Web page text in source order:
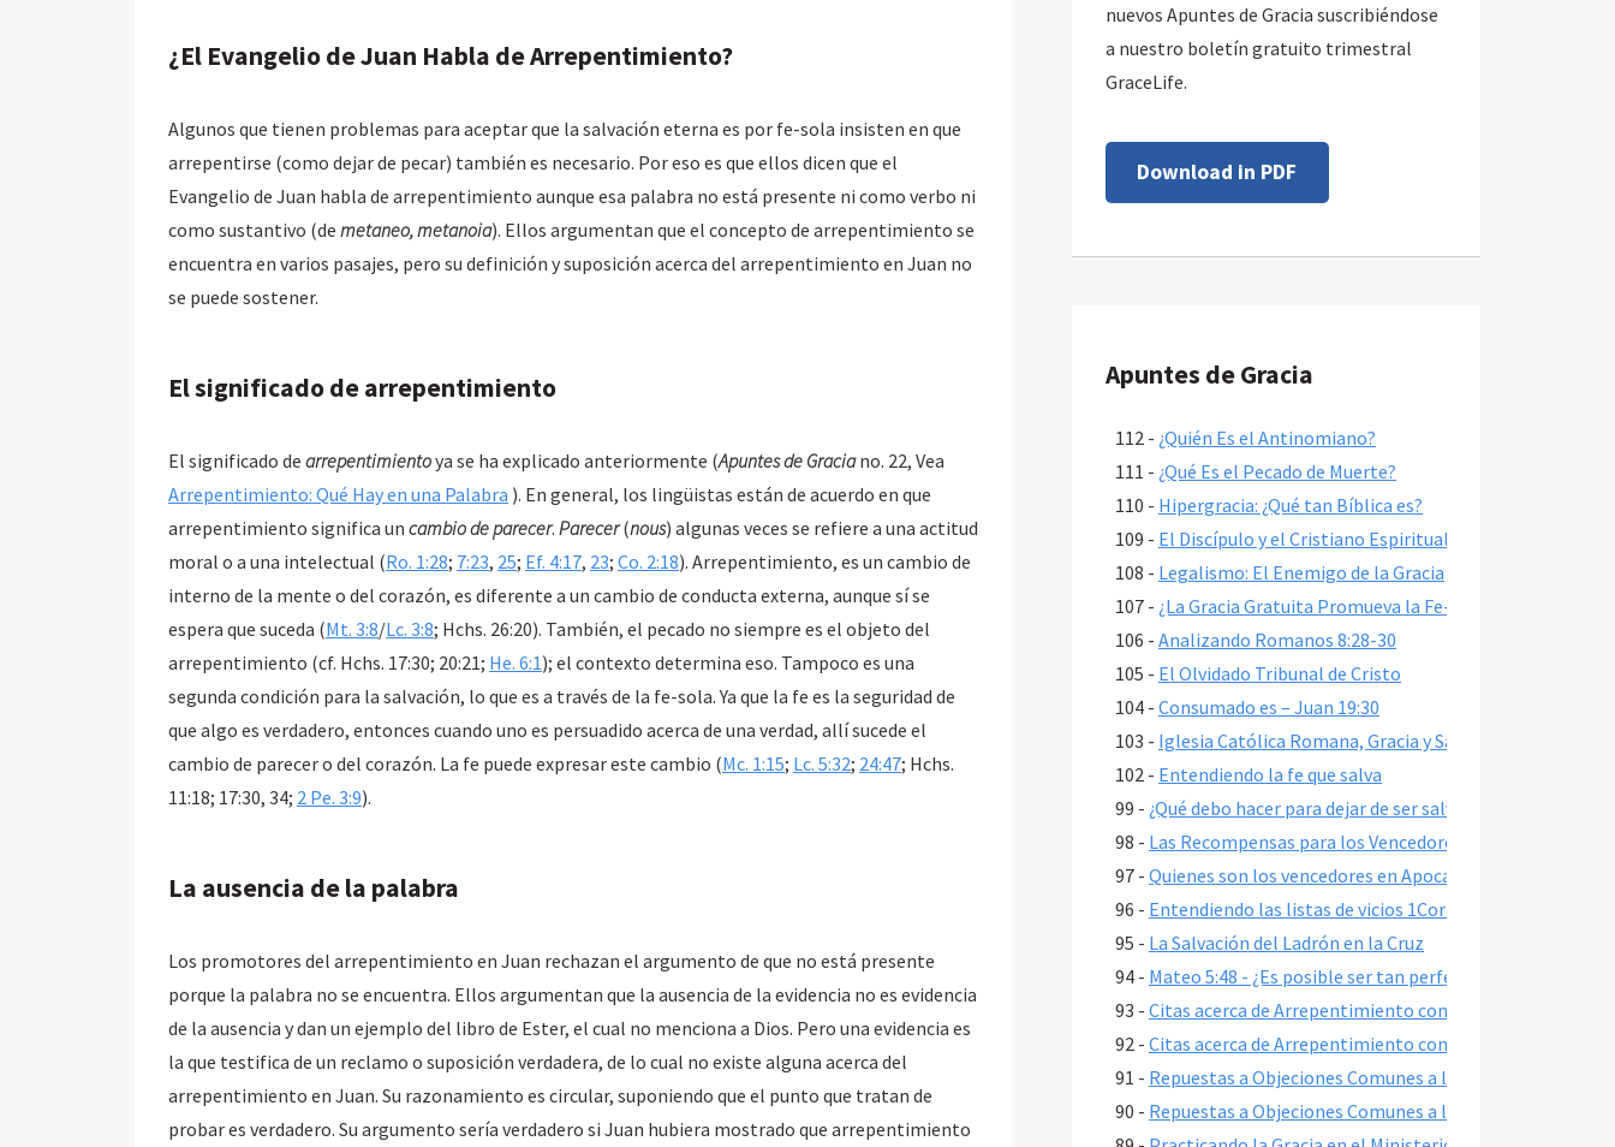
¿El Evangelio de Juan Habla de Arrepentimiento?
Algunos que tienen problemas para aceptar que la salvación eterna es por fe-sola insisten en que
arrepentirse (como dejar de pecar) también es necesario. Por eso es que ellos dicen que el
Evangelio de Juan habla de arrepentimiento aunque esa palabra no está presente ni como verbo ni
como sustantivo (de metaneo, metanoia). Ellos argumentan que el concepto de arrepentimiento se
encuentra en varios pasajes, pero su definición y suposición acerca del arrepentimiento en Juan no
se puede sostener.
El significado de arrepentimiento
El significado de arrepentimientoya se ha explicado anteriormente (Apuntes de Graciano. 22, Vea
Arrepentimiento: Qué Hay en una Palabra
arrepentimiento significa un cambio de parecer. Parecer(nous) algunas veces se refiere a una actitud
moral o a una intelectual (Ro. 1:28; 7:23, 25; Ef. 4:17, 23; Co. 2:18). Arrepentimiento, es un cambio de
interno de la mente o del corazón, es diferente a un cambio de conducta externa, aunque sí se
espera que suceda (Mt. 3:8/Lc. 3:8; Hchs. 26:20). También, el pecado no siempre es el objeto del
arrepentimiento (cf. Hchs. 17:30; 20:21; He. 6:1); el contexto determina eso. Tampoco es una
segunda condición para la salvación, lo que es a través de la fe-sola. Ya que la fe es la seguridad de
que algo es verdadero, entonces cuando uno es persuadido acerca de una verdad, allí sucede el
cambio de parecer o del corazón. La fe puede expresar este cambio (Mc. 1:15; Lc. 5:32; 24:47; Hchs.
11:18; 17:30, 34; 2 Pe. 3:9).
La ausencia de la palabra
Los promotores del arrepentimiento en Juan rechazan el argumento de que no está presente
porque la palabra no se encuentra. Ellos argumentan que la ausencia de la evidencia no es evidencia
de la ausencia y dan un ejemplo del libro de Ester, el cual no menciona a Dios. Pero una evidencia es
la que testifica de un reclamo o suposición verdadera, de lo cual no existe alguna acerca del
arrepentimiento en Juan. Su razonamiento es circular, suponiendo que el punto que tratan de
probar es verdadero. Su argumento sería verdadero si Juan hubiera mostrado que arrepentimiento
nuevos Apuntes de Gracia suscribiéndose
a nuestro boletín gratuito trimestral
GraceLife.
Download in PDF
Apuntes de Gracia
112 - ¿Quién Es el Antinomiano?
111 - ¿Qué Es el Pecado de Muerte?
110 - Hipergracia: ¿Qué tan Bíblica es?
109 - El Discípulo y el Cristiano Espiritual
108 - Legalismo: El Enemigo de la Gracia
107 - ¿La Gracia Gratuita Promueva la Fe-Fácil?
106 - Analizando Romanos 8:28-30
105 - El Olvidado Tribunal de Cristo
104 - Consumado es – Juan 19:30
103 - Iglesia Católica Romana, Gracia y Salvación
102 - Entendiendo la fe que salva
99 - ¿Qué debo hacer para dejar de ser salvo?
98 - Las Recompensas para los Vencedores en Apocalipsis 2-3
97 - Quienes son los vencedores en Apocalipsis 2-3
96 - Entendiendo las listas de vicios 1Cor 6:9-11, Gál 5:19-21 y
95 - La Salvación del Ladrón en la Cruz
94 - Mateo 5:48 - ¿Es posible ser tan perfecto como Dios?
93 - Citas acerca de Arrepentimiento como Cambio de
92 - Citas acerca de Arrepentimiento como Cambio de
91 - Repuestas a Objeciones Comunes a la Gracia Gratuita,
90 - Repuestas a Objeciones Comunes a la Gracia Gratuita,